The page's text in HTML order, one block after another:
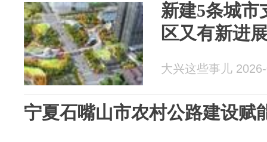
新建5条城市
区又有新进
大兴这些事儿
宁夏石嘴山市农村公路建设赋